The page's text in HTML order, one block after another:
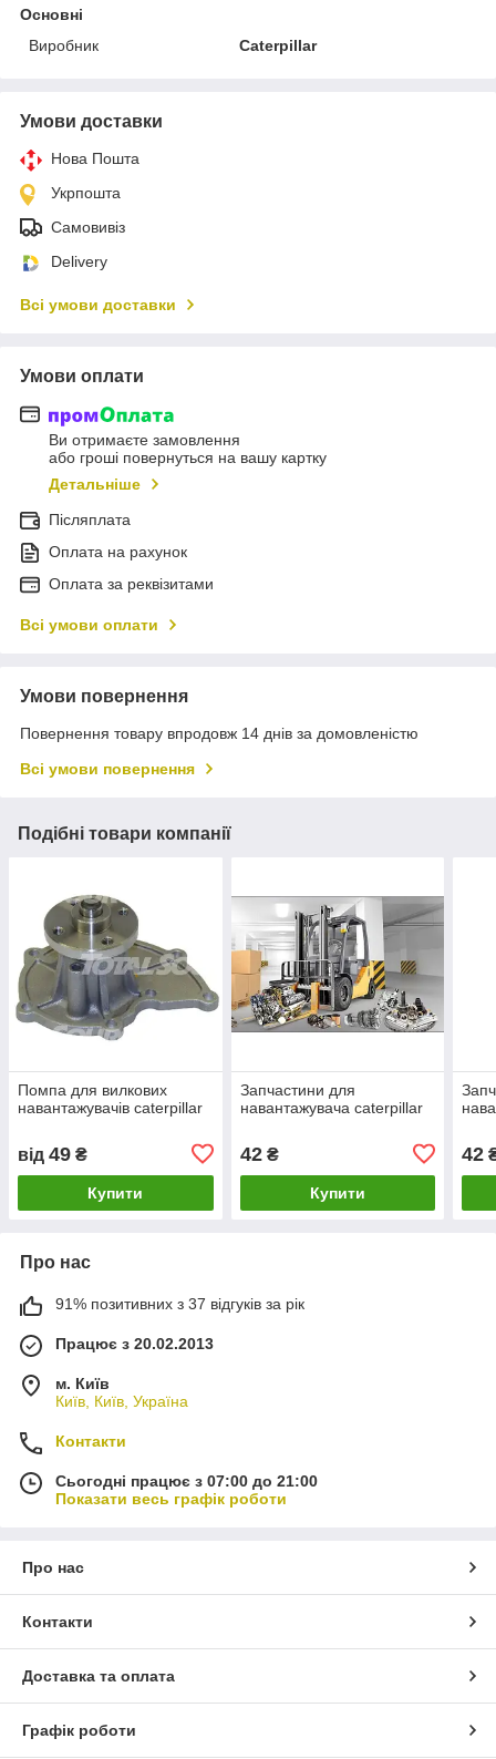
Основні
Виробник
Caterpillar
Умови доставки
Нова Пошта
Укрпошта
Самовивіз
Delivery
Всі умови доставки
Умови оплати
Ви отримаєте замовлення
або гроші повернуться на вашу картку
Детальніше
Післяплата
Оплата на рахунок
Оплата за реквізитами
Всі умови оплати
Умови повернення
Повернення товару впродовж 14 днів за домовленістю
Всі умови повернення
Подібні товари компанії
Помпа для вилкових
навантажувачів caterpillar
від 49 ₴
Купити
Запчастини для
навантажувача caterpillar
42₴
Купити
42
Про нас
91% позитивних з 37 відгуків за рік
Працює з 20.02.2013
м. Київ
Київ, Київ, Україна
Контакти
Сьогодні працює з 07:00 до 21:00
Показати весь графік роботи
Про нас
Контакти
Доставка та оплата
Графік роботи